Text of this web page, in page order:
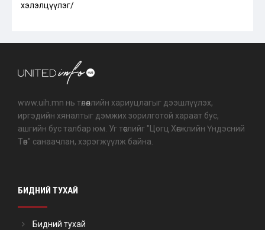
хэлэлцүүлэг/
www.uih.mn нь төлөөллийн хариуцлагыг дээшлүүлэх,
иргэдийн хяналтыг дэмжих зорилготой хараат бус,
ашгийн бус талбар юм. Уг төслийг "Цогц Хөгжлийн Үндэсний
Төв" санаачлан, хэрэгжүүлж байна.
БИДНИЙ ТУХАЙ
Бидний тухай